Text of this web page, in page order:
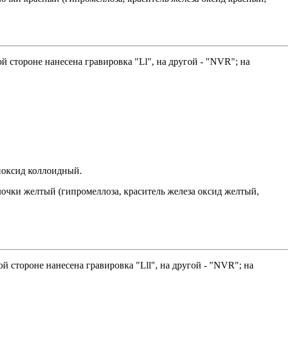
стороне нанесена гравировка "Ll", на другой - "NVR"; на
коллоидный.
желтый (гипромеллоза, краситель железа оксид желтый,
стороне нанесена гравировка "Lll", на другой - "NVR"; на